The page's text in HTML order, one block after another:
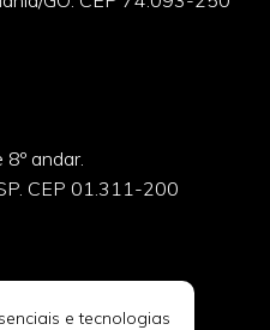
andar.
CEP 01.311-200
e tecnologias